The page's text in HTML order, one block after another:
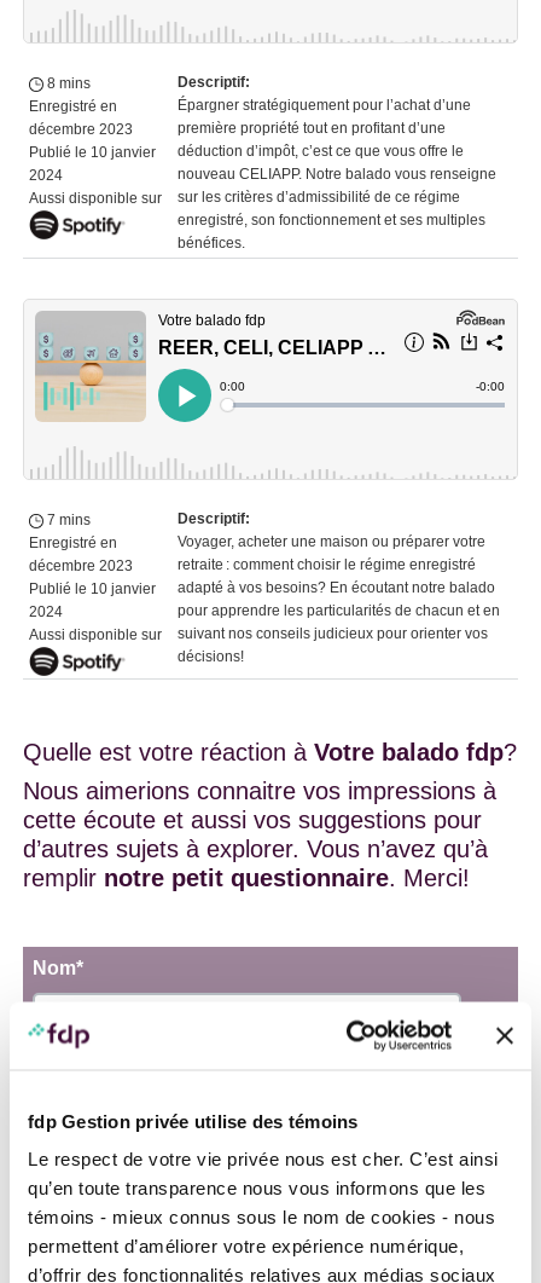
fdp Gestion privée utilise des témoins
Le respect de votre vie privée nous est cher. C’est ainsi
qu’en toute transparence nous vous informons que les
témoins - mieux connus sous le nom de cookies - nous
permettent d’améliorer votre expérience numérique,
d’offrir des fonctionnalités relatives aux médias sociaux
8 mins
Enregistré en
décembre 2023
Publié le 10 janvier
2024
Aussi disponible sur
Descriptif:
Épargner stratégiquement pour l’achat d’une
première propriété tout en profitant d’une
déduction d’impôt, c’est ce que vous offre le
nouveau CELIAPP. Notre balado vous renseigne
sur es critères d’admissibilité de ce régime
enregistré, son fonctionnementet sesmultiples
bénéfices.
7 mins
Enregistré en
décembre 2023
Publié le 10 janvier
2024
Aussi disponible sur
Descriptif:
Voyager, acheter une maison ou préparer votre
retraite : comment choisir le régime enregistré
adapté àvos besoins?En écoutant notre balado
pour apprendre es particularités de chacun et en
suivant nos conseilsjudicieux pour orienter vos
décisions!
Quelle est votre réaction à Votre balado fdp?
Nous aimerions connaitre vos impressions à
cette écoute et aussi vos suggestions pour
d’autres sujets à explorer. Vous n’avez qu’à
remplir notre petit questionnaire. Merci!
Nom*
Prénom
Courriel*
Téléphone*